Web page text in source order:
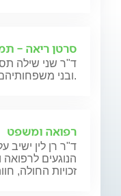
סרטן ריאה -
ד"ר שני שילה
ובני משפחותיהם.
רפואה ומשפט
ד"ר רן לין ישיב
הנוגעים
זכויות החולה,